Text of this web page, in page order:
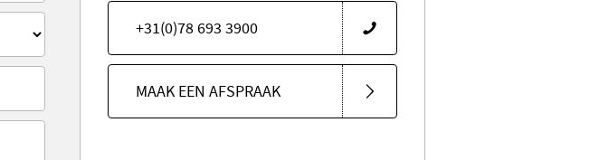
+31(0)78 693 3900
MAAK EEN AFSPRAAK